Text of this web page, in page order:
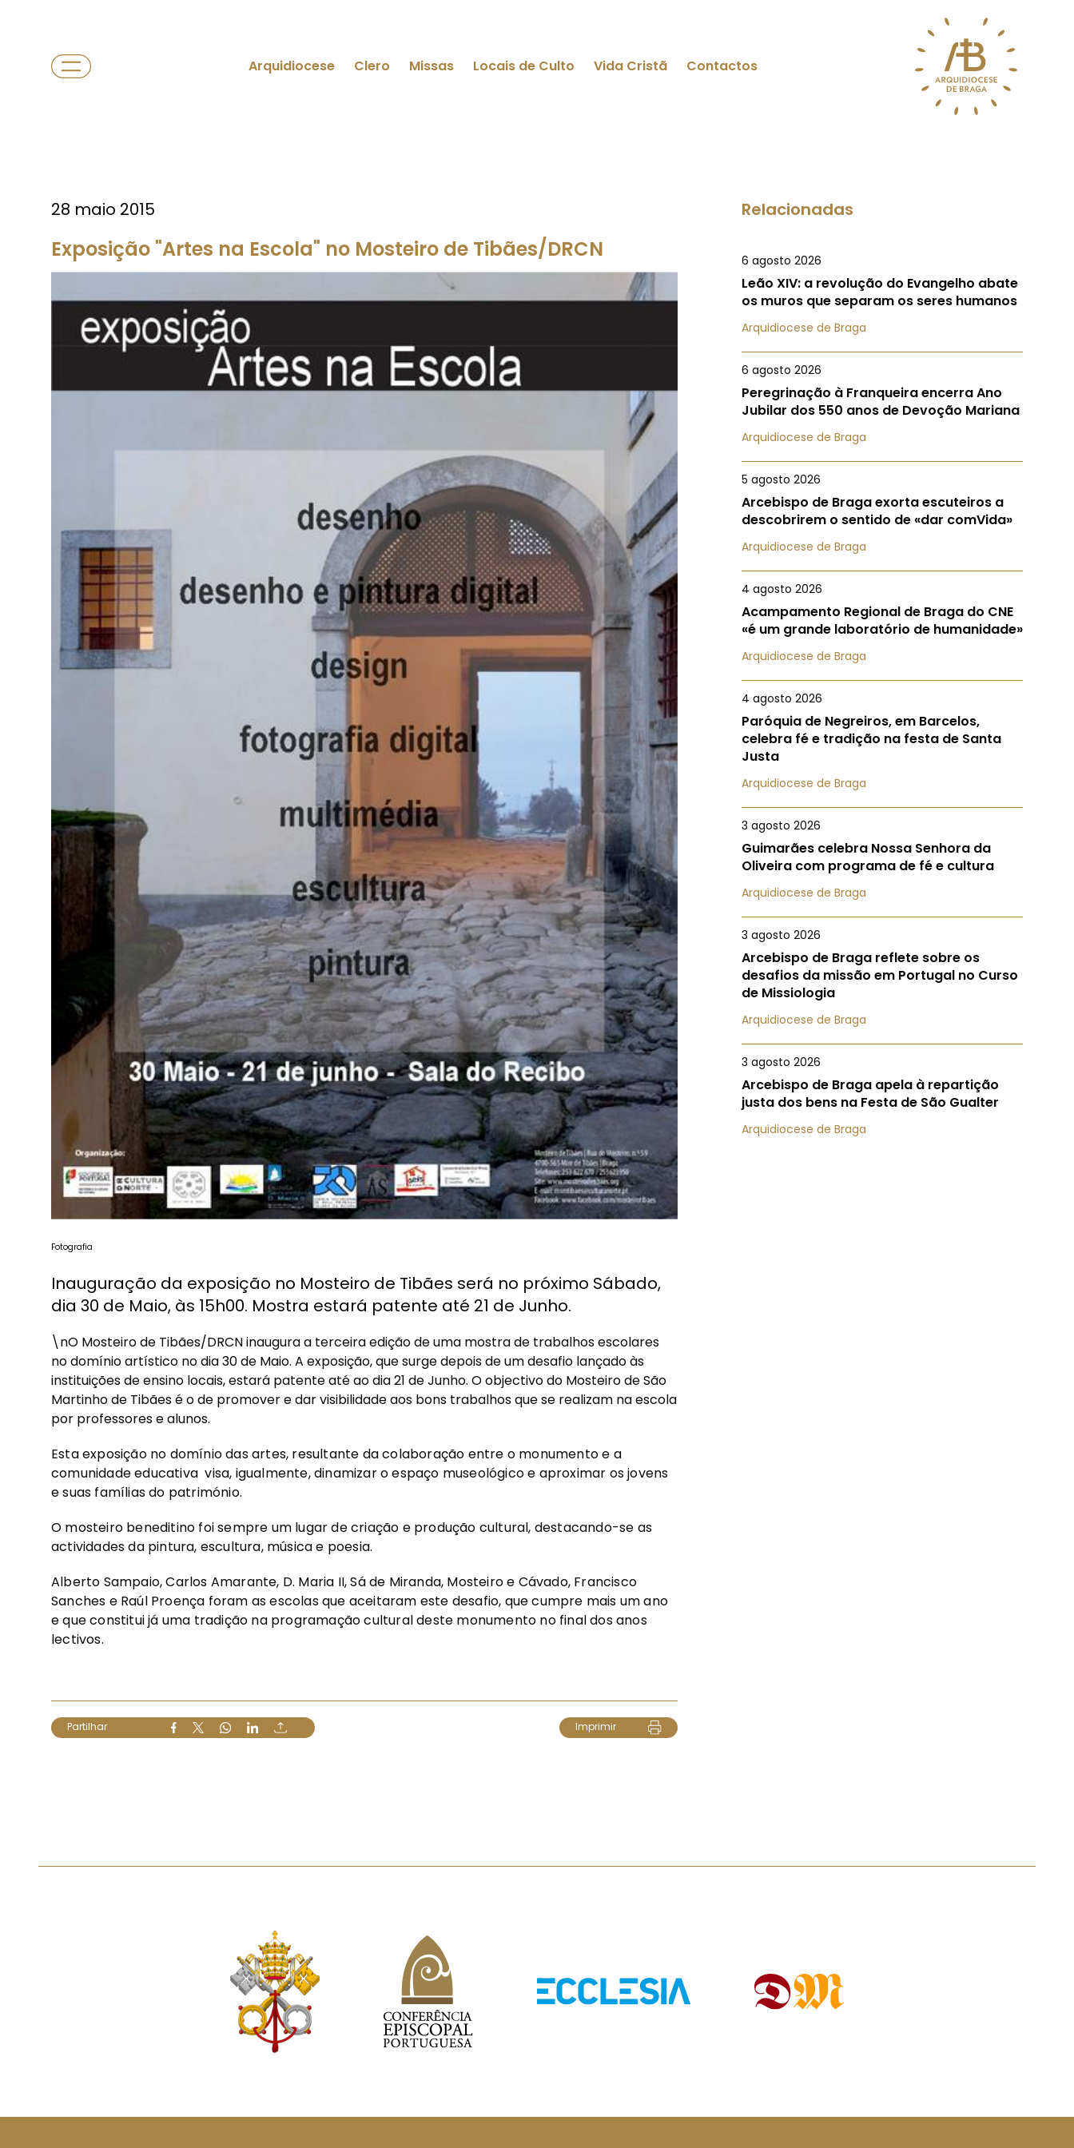
Arquidiocese Clero Missas Locais de Culto Vida Cristã Contactos
28 maio 2015
Exposição "Artes na Escola" no Mosteiro de Tibães/DRCN
Fotografia
Inauguração da exposição no Mosteiro de Tibães será no próximo Sábado,
dia 30 de Maio, às 15h00. Mostra estará patente até 21 de Junho.
\nO Mosteiro de Tibães/DRCN inaugura a terceira edição de uma mostra de trabalhos escolares
no domínio artístico no dia 30 de Maio. A exposição, que surge depois de um desafio lançado às
instituições de ensino locais, estará patente até ao dia 21 de Junho. O objectivo do Mosteiro de São
Martinho de Tibães é o de promover e dar visibilidade aos bons trabalhos que se realizam na escola
por professores e alunos.
Esta exposição no domínio das artes, resultante da colaboração entre o monumento e a
comunidade educativa visa, igualmente, dinamizar o espaço museológico e aproximar os jovens
e suas famílias do património.
O mosteiro beneditino foi sempre um lugar de criação e produção cultural, destacando-se as
actividades da pintura, escultura, música e poesia.
Alberto Sampaio, Carlos Amarante, D. Maria II, Sá de Miranda, Mosteiro e Cávado, Francisco
Sanches e Raúl Proença foram as escolas que aceitaram este desafio, que cumpre mais um ano
e que constitui já uma tradição na programação cultural deste monumento no final dos anos
lectivos.
Partilhar Imprimir
Relacionadas
6 agosto 2026
Leão XIV: a revolução do Evangelho abate
os muros que separam os seres humanos
Arquidiocese de Braga
6 agosto 2026
Peregrinação à Franqueira encerra Ano
Jubilar dos 550 anos de Devoção Mariana
Arquidiocese de Braga
5 agosto 2026
Arcebispo de Braga exorta escuteiros a
descobrirem o sentido de «dar comVida»
Arquidiocese de Braga
4 agosto 2026
Acampamento Regional de Braga do CNE
«é um grande laboratório de humanidade»
Arquidiocese de Braga
4 agosto 2026
Paróquia de Negreiros, em Barcelos,
celebra fé e tradição na festa de Santa
Justa
Arquidiocese de Braga
3 agosto 2026
Guimarães celebra Nossa Senhora da
Oliveira com programa de fé e cultura
Arquidiocese de Braga
3 agosto 2026
Arcebispo de Braga reflete sobre os
desafios da missão em Portugal no Curso
de Missiologia
Arquidiocese de Braga
3 agosto 2026
Arcebispo de Braga apela à repartição
justa dos bens na Festa de São Gualter
Arquidiocese de Braga